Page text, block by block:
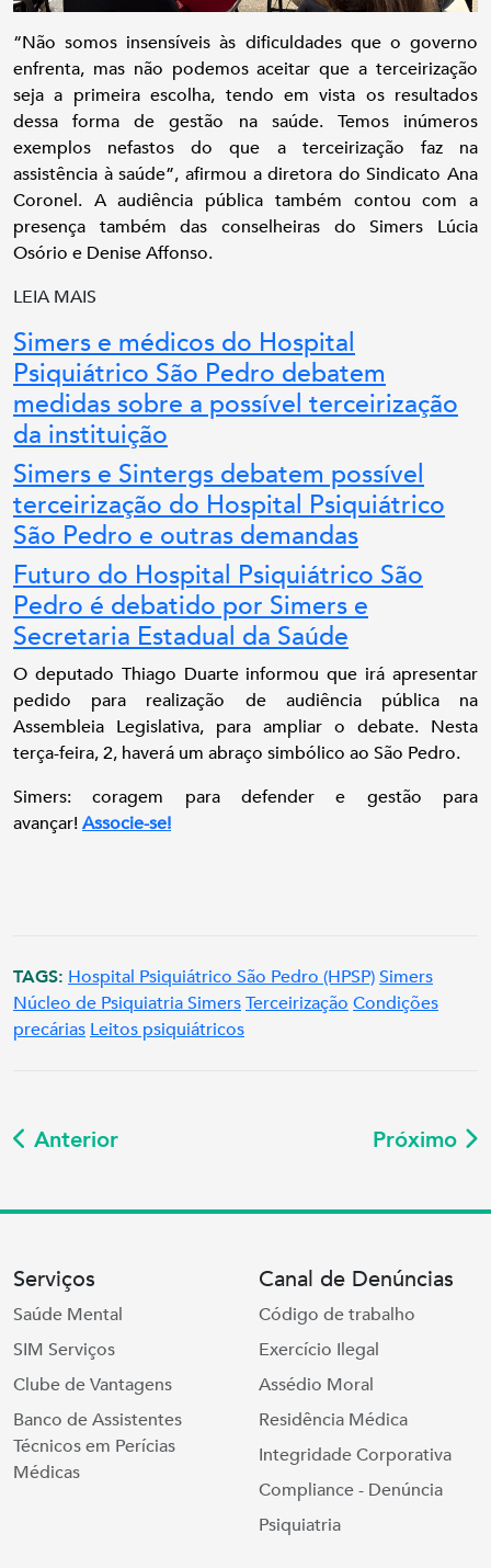
“Não somos insensíveis às dificuldades que o governo
enfrenta, mas não podemos aceitar que a terceirização
seja a primeira escolha, tendo em vista os resultados
dessa forma de gestão na saúde. Temos inúmeros
exemplos nefastos do que a terceirização faz na
assistência à saúde”, afirmou a diretora do Sindicato Ana
Coronel. A audiência pública também contou com a
presença também das conselheiras do Simers Lúcia
Osório e Denise Affonso.
LEIA MAIS
Simers e médicos do Hospital
Psiquiátrico São Pedro debatem
medidas sobre a possível terceirização
da instituição
Simers e Sintergs debatem possível
terceirização do Hospital Psiquiátrico
São Pedro e outras demandas
Futuro do Hospital Psiquiátrico São
Pedro é debatido por Simers e
Secretaria Estadual da Saúde
O deputado Thiago Duarte informou que irá apresentar
pedido para realização de audiência pública na
Assembleia Legislativa, para ampliar o debate. Nesta
terça-feira, 2, haverá um abraço simbólico ao São Pedro.
Simers: coragem para defender e gestão para
avançar!Associe-se!
TAGS: Hospital Psiquiátrico São Pedro (HPSP)Simers
Núcleo de Psiquiatria SimersTerceirização Condições
precárias Leitos psiquiátricos
Anterior Próximo
Serviços
Saúde Mental
SIM Serviços
Clube de Vantagens
Banco de Assistentes
Técnicos em Perícias
Médicas
Canal de Denúncias
Código de trabalho
Exercício Ilegal
Assédio Moral
Residência Médica
Integridade Corporativa
Compliance - Denúncia
Psiquiatria